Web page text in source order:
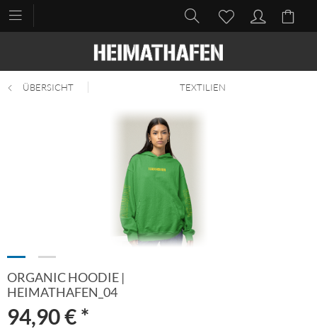
ÜBERSICHT TEXTILIEN
ORGANIC HOODIE |
HEIMATHAFEN_04
94,90 € *